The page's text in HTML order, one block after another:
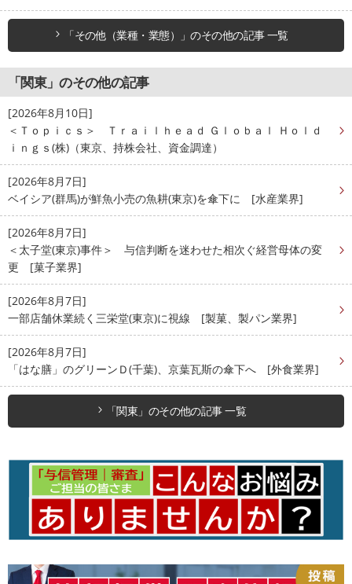
「その他（業種・業態）」のその他の記事 一覧
「関東」のその他の記事
[2026年8月10日]
＜Ｔｏｐｉｃｓ＞ Ｔｒａｉｌｈｅａｄ Ｇｌｏｂａｌ Ｈｏｌｄ
ｉｎｇｓ(株)（東京、持株会社、資金調達）
[2026年8月7日]
ベイシア(群馬)が鮮魚小売の魚耕(東京)を傘下に [水産業界]
[2026年8月7日]
＜太子堂(東京)事件＞ 与信判断を迷わせた相次ぐ経営母体の変
更 [菓子業界]
[2026年8月7日]
一部店舗休業続く三栄堂(東京)に視線 [製菓、製パン業界]
[2026年8月7日]
「はな膳」のグリーンＤ(千葉)、京葉瓦斯の傘下へ [外食業界]
「関東」のその他の記事 一覧